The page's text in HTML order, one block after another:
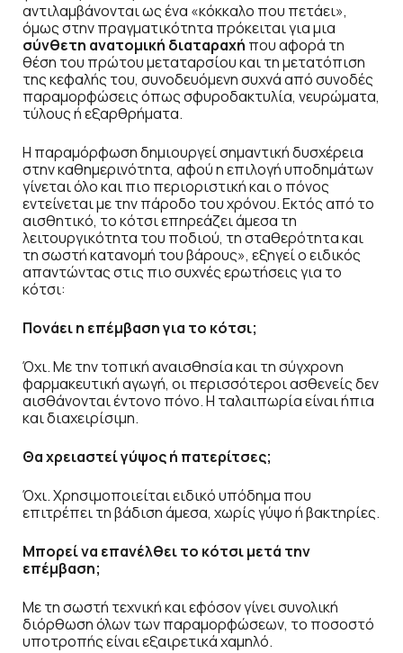
αντιλαμβάνονται ως ένα «κόκκαλο που πετάει»,
όμως στην πραγματικότητα πρόκειται για μια
σύνθετη ανατομική διαταραχή που αφορά τη
θέση του πρώτου μεταταρσίου και τη μετατόπιση
της κεφαλής του, συνοδευόμενη συχνά από συνοδές
παραμορφώσεις όπως σφυροδακτυλία, νευρώματα,
τύλους ή εξαρθρήματα.
Η παραμόρφωση δημιουργεί σημαντική δυσχέρεια
στην καθημερινότητα, αφού η επιλογή υποδημάτων
γίνεται όλο και πιο περιοριστική και ο πόνος
εντείνεται με την πάροδο του χρόνου. Εκτός από το
αισθητικό, το κότσι επηρεάζει άμεσα τη
λειτουργικότητα του ποδιού, τη σταθερότητα και
τη σωστή κατανομή του βάρους», εξηγεί ο ειδικός
απαντώντας στις πιο συχνές ερωτήσεις για το
κότσι:
Πονάει η επέμβαση για το κότσι;
Όχι. Με την τοπική αναισθησία και τη σύγχρονη
φαρμακευτική αγωγή, οι περισσότεροι ασθενείς δεν
αισθάνονται έντονο πόνο. Η ταλαιπωρία είναι ήπια
και διαχειρίσιμη.
Θα χρειαστεί γύψος ή πατερίτσες;
Όχι. Χρησιμοποιείται ειδικό υπόδημα που
επιτρέπει τη βάδιση άμεσα, χωρίς γύψο ή βακτηρίες.
Μπορεί να επανέλθει το κότσι μετά την
επέμβαση;
Με τη σωστή τεχνική και εφόσον γίνει συνολική
διόρθωση όλων των παραμορφώσεων, το ποσοστό
υποτροπής είναι εξαιρετικά χαμηλό.